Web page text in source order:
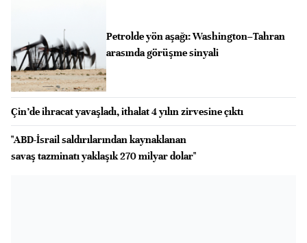
Petrolde yön aşağı: Washington–Tahran
arasında görüşme sinyali
Çin’de ihracat yavaşladı, ithalat 4 yılın zirvesine çıktı
"ABD-İsrail saldırılarından kaynaklanan
savaş tazminatı yaklaşık 270 milyar dolar"